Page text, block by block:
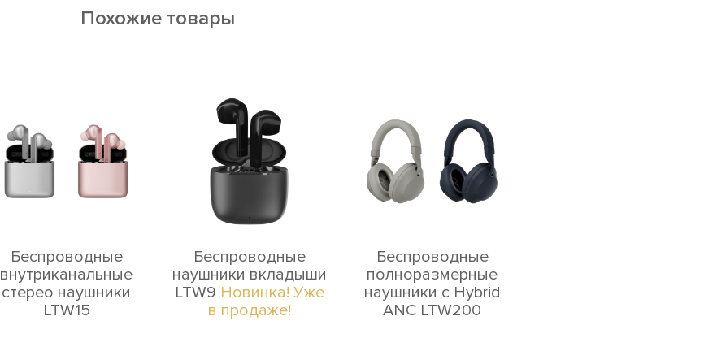
Похожие товары
Беспроводные
внутриканальные
стерео наушники
LTW15
Беспроводные
наушники вкладыши
LTW9 Новинка! Уже
в продаже!
Беспроводные
полноразмерные
наушники с Hybrid
ANC LTW200